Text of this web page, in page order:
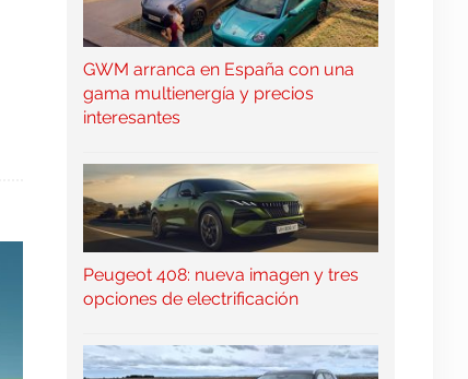
GWM arranca en España con una
gama multienergía y precios
interesantes
Peugeot 408: nueva imagen y tres
opciones de electrificación